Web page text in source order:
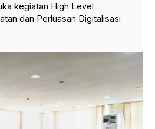
kegiatan High Level
dan Perluasan Digitalisasi